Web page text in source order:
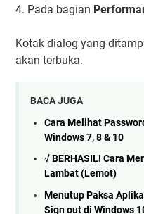
4. Pada bagian
Kotak dialog yang
akan terbuka.
BACA JUGA
Cara Melihat
Windows 7, 8 & 10
√ BERHASIL! Cara
Lambat (Lemot)
Menutup Paksa
Sign out di Windows